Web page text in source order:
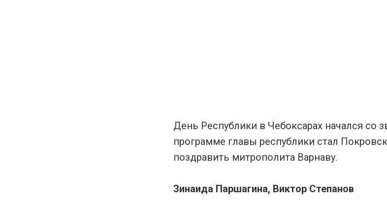
День Республики в Чебоксарах начался
программе главы республики стал
поздравить митрополита Варнаву.
Зинаида Паршагина, Виктор Степанов